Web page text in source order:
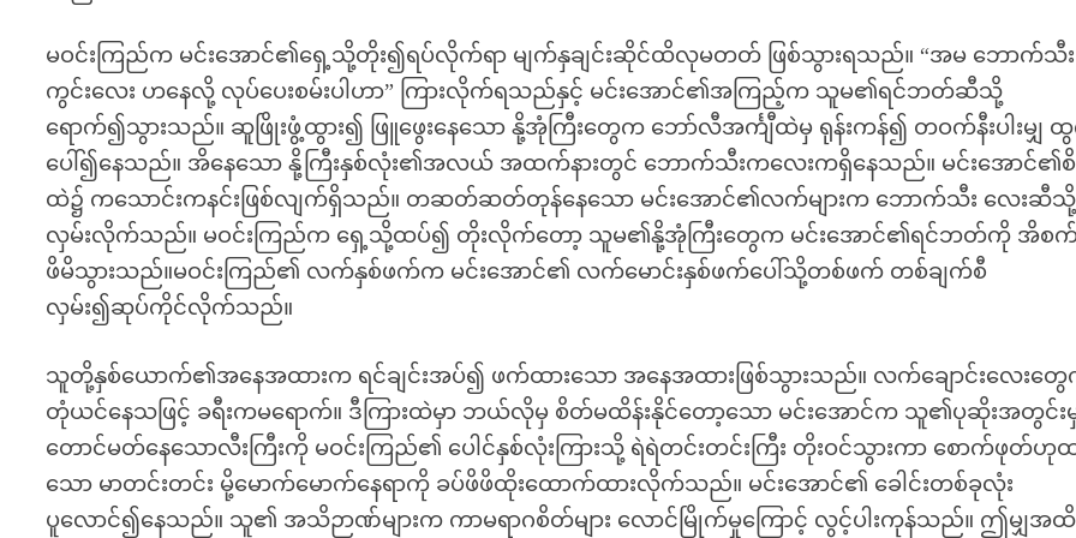
မဝင်းကြည်က မင်းအောင်၏ရှေ့သို့တိုး၍ရပ်လိုက်ရာ မျက်နှချင်းဆိုင်ထိလုမတတ် ဖြစ်သွားရသည်။ “အမ ဘောက်သီး
ကွင်းလေး ဟနေလို့ လုပ်ပေးစမ်းပါဟာ” ကြားလိုက်ရသည်နှင့် မင်းအောင်၏အကြည့်က သူမ၏ရင်ဘတ်ဆီသို့
ရောက်၍သွားသည်။ ဆူဖြိုးဖွံ့ထွား၍ ဖြူဖွေးနေသော နို့အုံကြီးတွေက ဘော်လီအင်္ကျီထဲမှ ရုန်းကန်၍ တဝက်နီးပါးမျှ
ပေါ်၍နေသည်။ အိနေသော နို့ကြီးနှစ်လုံး၏အလယ် အထက်နားတွင် ဘောက်သီးကလေးကရှိနေသည်။ မင်းအောင်၏
ထဲ၌ ကသောင်းကနင်းဖြစ်လျက်ရှိသည်။ တဆတ်ဆတ်တုန်နေသော မင်းအောင်၏လက်များက ဘောက်သီး လေးဆီသို့
လှမ်းလိုက်သည်။ မဝင်းကြည်က ရှေ့သို့ထပ်၍ တိုးလိုက်တော့ သူမ၏နို့အုံကြီးတွေက မင်းအောင်၏ရင်ဘတ်ကို အိစက်
ဖိမိသွားသည်။မဝင်းကြည်၏ လက်နှစ်ဖက်က မင်းအောင်၏ လက်မောင်းနှစ်ဖက်ပေါ်သို့တစ်ဖက် တစ်ချက်စီ
လှမ်း၍ဆုပ်ကိုင်လိုက်သည်။
သူတို့နှစ်ယောက်၏အနေအထားက ရင်ချင်းအပ်၍ ဖက်ထားသော အနေအထားဖြစ်သွားသည်။ လက်ချောင်းလေးတွ
တုံယင်နေသဖြင့် ခရီးကမရောက်။ ဒီကြားထဲမှာ ဘယ်လိုမှ စိတ်မထိန်းနိုင်တော့သော မင်းအောင်က သူ၏ပုဆိုးအတွင်း
တောင်မတ်နေသောလီးကြီးကို မဝင်းကြည်၏ ပေါင်နှစ်လုံးကြားသို့ ရဲရဲတင်းတင်းကြီး တိုးဝင်သွားကာ စောက်ဖုတ်ဟု
သော မာတင်းတင်း မို့မောက်မောက်နေရာကို ခပ်ဖိဖိထိုးထောက်ထားလိုက်သည်။ မင်းအောင်၏ ခေါင်းတစ်ခုလုံး
ပူလောင်၍နေသည်။ သူ၏ အသိဉာဏ်များက ကာမရာဂစိတ်များ လောင်မြိုက်မှုကြောင့် လွင့်ပါးကုန်သည်။ ဤမျှအထိ